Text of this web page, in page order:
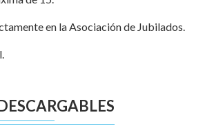
en la Asociación de Jubilados.